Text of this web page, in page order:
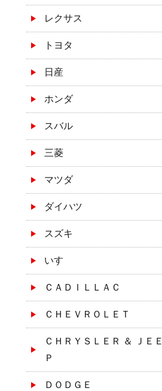
レクサス
トヨタ
日産
ホンダ
スバル
三菱
マツダ
ダイハツ
スズキ
いすゞ
ＣＡＤＩＬＬＡＣ
ＣＨＥＶＲＯＬＥＴ
ＣＨＲＹＳＬＥＲ ＆ ＪＥＥ
Ｐ
ＤＯＤＧＥ